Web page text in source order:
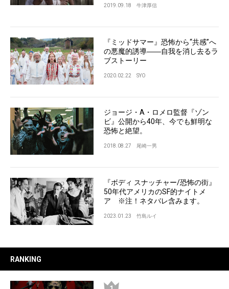
2019.09.18 牛津厚信
『ミッドサマー』恐怖から“共感”へ
の悪魔的誘導――自我を消し去るラ
ブストーリー
2020.02.22 SYO
ジョージ・A・ロメロ監督『ゾン
ビ』公開から40年、今でも鮮明な
恐怖と絶望。
2018.08.27 尾崎一男
『ボディ スナッチャー/恐怖の街』
50年代アメリカのSF的ナイトメ
ア ※注！ネタバレ含みます。
2023.01.23 竹島ルイ
RANKING